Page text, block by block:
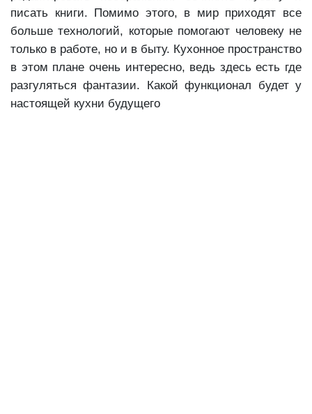
писать книги. Помимо этого, в мир приходят все
больше технологий, которые помогают человеку не
только в работе, но и в быту. Кухонное пространство
в этом плане очень интересно, ведь здесь есть где
разгуляться фантазии. Какой функционал будет у
настоящей кухни будущего